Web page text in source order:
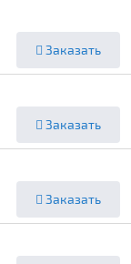
Заказать
Заказать
Заказать